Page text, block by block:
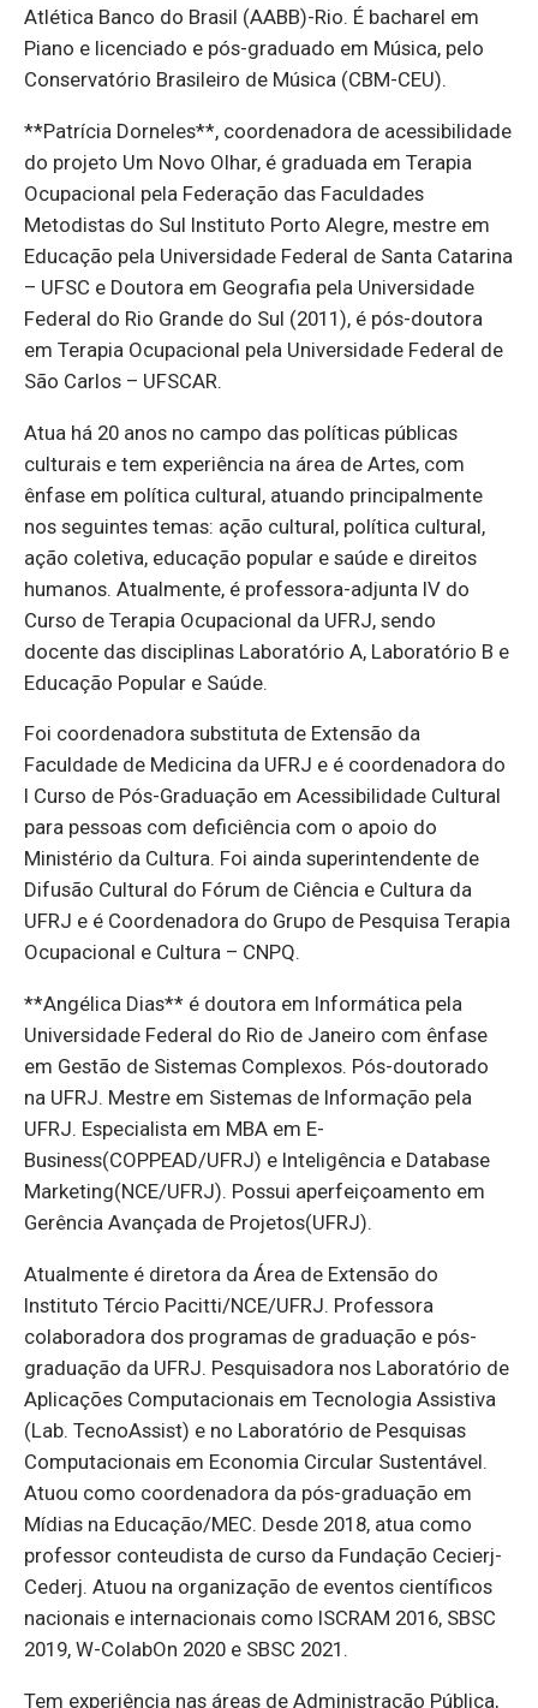
Atlética Banco do Brasil (AABB)-Rio. É bacharel em
Piano e licenciado e pós-graduado em Música, pelo
Conservatório Brasileiro de Música (CBM-CEU).
**Patrícia Dorneles**, coordenadora de acessibilidade
do projeto Um Novo Olhar, é graduada em Terapia
Ocupacional pela Federação das Faculdades
Metodistas do Sul Instituto Porto Alegre, mestre em
Educação pela Universidade Federal de Santa Catarina
– UFSC e Doutora em Geografia pela Universidade
Federal do Rio Grande do Sul (2011), é pós-doutora
em Terapia Ocupacional pela Universidade Federal de
São Carlos – UFSCAR.
Atua há 20 anos no campo das políticas públicas
culturais e tem experiência na área de Artes, com
ênfase em política cultural, atuando principalmente
nos seguintes temas: ação cultural, política cultural,
ação coletiva, educação popular e saúde e direitos
humanos. Atualmente, é professora-adjunta IV do
Curso de Terapia Ocupacional da UFRJ, sendo
docente das disciplinas Laboratório A, Laboratório B e
Educação Popular e Saúde.
Foi coordenadora substituta de Extensão da
Faculdade de Medicina da UFRJ e é coordenadora do
I Curso de Pós-Graduação em Acessibilidade Cultural
para pessoas com deficiência com o apoio do
Ministério da Cultura. Foi ainda superintendente de
Difusão Cultural do Fórum de Ciência e Cultura da
UFRJ e é Coordenadora do Grupo de Pesquisa Terapia
Ocupacional e Cultura – CNPQ.
**Angélica Dias** é doutora em Informática pela
Universidade Federal do Rio de Janeiro com ênfase
em Gestão de Sistemas Complexos. Pós-doutorado
na UFRJ. Mestre em Sistemas de Informação pela
UFRJ. Especialista em MBA em E-
Business(COPPEAD/UFRJ) e Inteligência e Database
Marketing(NCE/UFRJ). Possui aperfeiçoamento em
Gerência Avançada de Projetos(UFRJ).
Atualmente é diretora da Área de Extensão do
Instituto Tércio Pacitti/NCE/UFRJ. Professora
colaboradora dos programas de graduação e pós-
graduação da UFRJ. Pesquisadora nos Laboratório de
Aplicações Computacionais em Tecnologia Assistiva
(Lab. TecnoAssist) e no Laboratório de Pesquisas
Computacionais em Economia Circular Sustentável.
Atuou como coordenadora da pós-graduação em
Mídias na Educação/MEC. Desde 2018, atua como
professor conteudista de curso da Fundação Cecierj-
Cederj. Atuou na organização de eventos científicos
nacionais e internacionais como ISCRAM 2016, SBSC
2019, W-ColabOn 2020 e SBSC 2021.
Tem experiência nas áreas de Administração Pública,